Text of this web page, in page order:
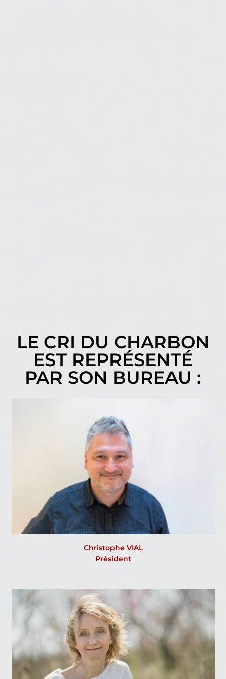
LE CRI DU CHARBON
EST REPRÉSENTÉ
PAR SON BUREAU :
Christophe VIAL
Président